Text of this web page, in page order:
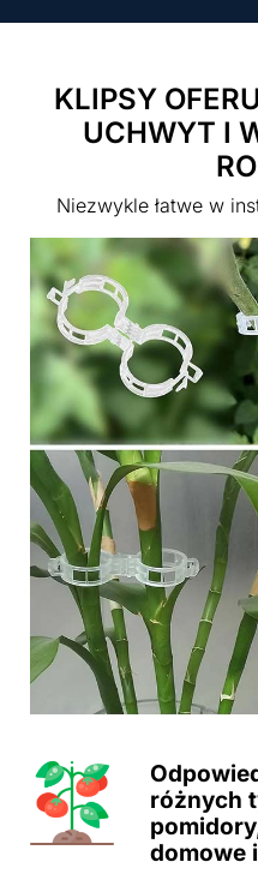
KLIPSY
UCHWYT I
Niezwykle łatwe w
różnych
domowe